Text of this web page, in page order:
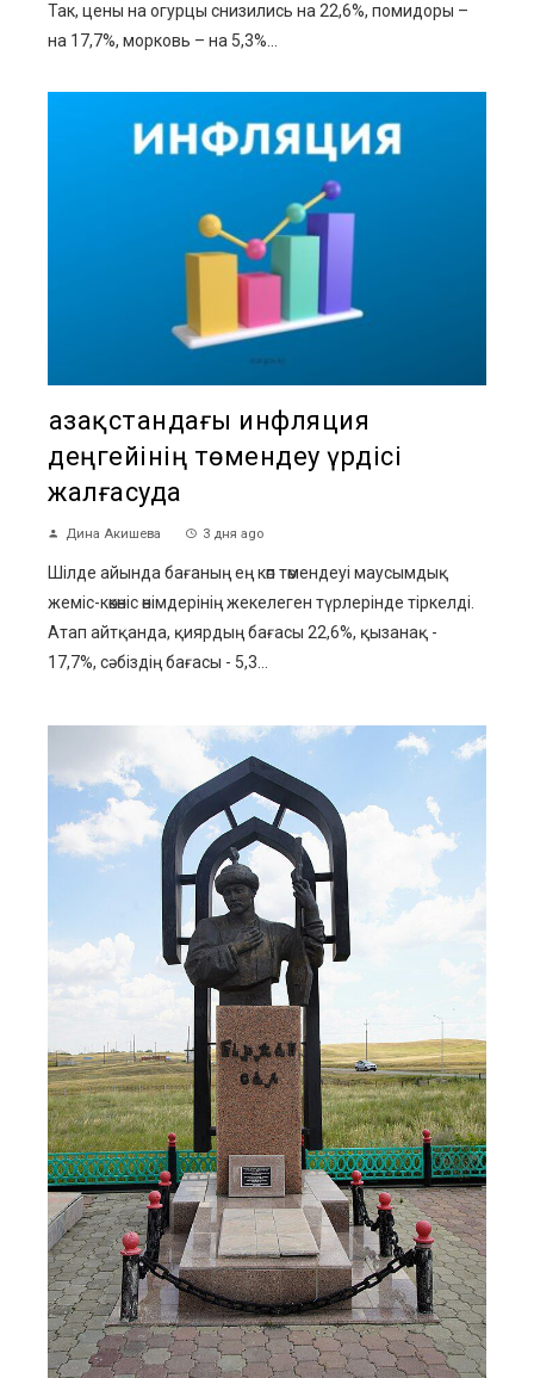
Так, цены на огурцы снизились на 22,6%, помидоры –
на 17,7%, морковь – на 5,3%...
Қазақстандағы инфляция
деңгейінің төмендеу үрдісі
жалғасуда
Дина Акишева 3 дня ago
Шілде айында бағаның ең көп төмендеуі маусымдық
жеміс-көкөніс өнімдерінің жекелеген түрлерінде тіркелді.
Атап айтқанда, қиярдың бағасы 22,6%, қызанақ -
17,7%, сәбіздің бағасы - 5,3...